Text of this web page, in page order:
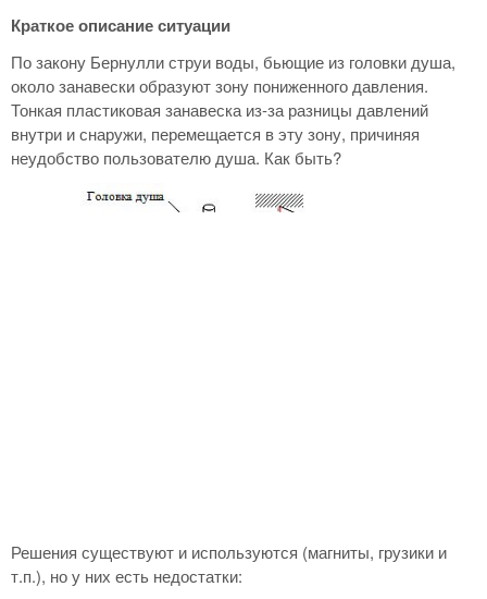
Краткое описание ситуации
По закону Бернулли струи воды, бьющие из головки душа,
около занавески образуют зону пониженного давления.
Тонкая пластиковая занавеска из-за разницы давлений
внутри и снаружи, перемещается в эту зону, причиняя
неудобство пользователю душа. Как быть?
Решения существуют и используются (магниты, грузики и
т.п.), но у них есть недостатки: